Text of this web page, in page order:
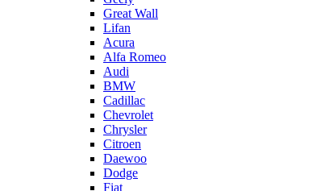
Great Wall
Lifan
Acura
Alfa Romeo
Audi
BMW
Cadillac
Chevrolet
Chrysler
Citroen
Daewoo
Dodge
Fiat